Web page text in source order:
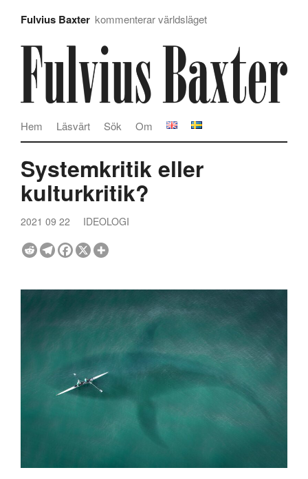
Fulvius Baxter kommenterar världsläget
Om
Sök
Läsvärt
Hem
Systemkritik eller
kulturkritik?
2021 09 22 IDEOLOGI